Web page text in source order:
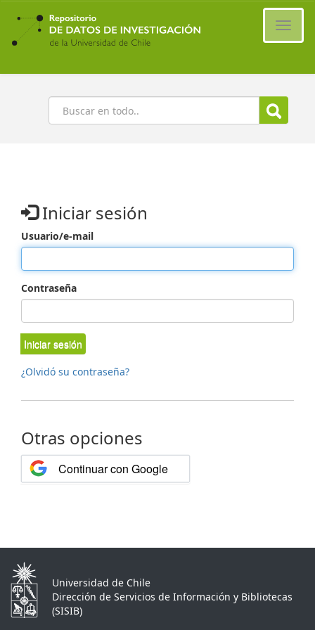
Ir
contenido
principal
Buscar
Iniciar sesión
Usuario/e-mail
Contraseña
Iniciar sesión
¿Olvidó su contraseña?
Otras opciones
Continuar con Google
Universidad de Chile
Dirección de Servicios de Información y Bibliotecas
(SISIB)